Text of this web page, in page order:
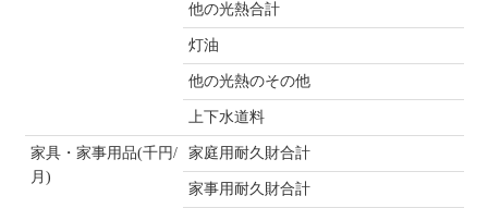
他の光熱合計
灯油
他の光熱のその他
上下水道料
家具・家事用品(千円/
月)
家庭用耐久財合計
家事用耐久財合計